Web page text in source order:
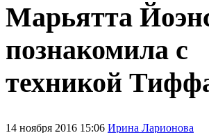
Марьятта
познакомила с
техникой
14 ноября 2016 15:06 Ирина Ларионова